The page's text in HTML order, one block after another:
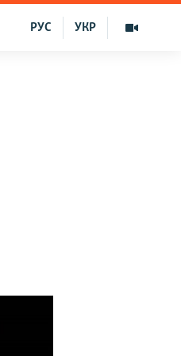
УКР
РУС